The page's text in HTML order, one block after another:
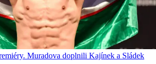
Muradova doplnili Kajínek a Sládek